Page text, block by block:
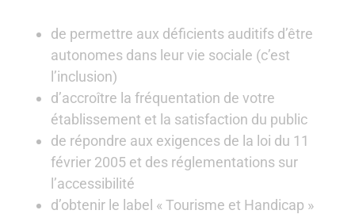
de permettre aux déficients auditifs d’être
autonomes dans leur vie sociale (c’est
l’inclusion)
d’accroître la fréquentation de votre
établissement et la satisfaction du public
de répondre aux exigences de la loi du 11
février 2005 et des réglementations sur
l’accessibilité
d’obtenir le label « Tourisme et Handicap »